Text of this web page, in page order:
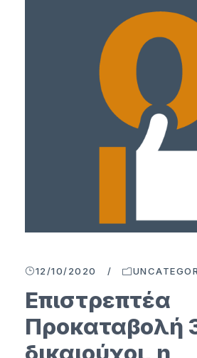
12/10/2020 /
Επιστρεπτέα
Προκαταβολή
δικαιούχοι, η